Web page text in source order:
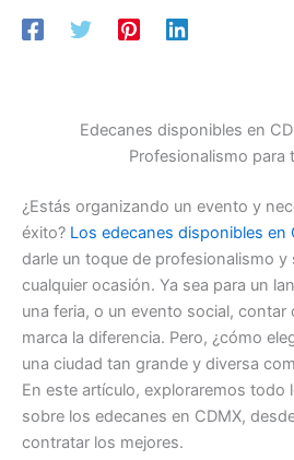
Edecanes disponibles en
Profesionalismo para
¿Estás organizando un evento y
éxito? Los edecanes disponibles en
darle un toque de profesionalismo y
cualquier ocasión. Ya sea para un
una feria, o un evento social, contar
marca la diferencia. Pero, ¿cómo
una ciudad tan grande y diversa
En este artículo, exploraremos todo
sobre los edecanes en CDMX,
contratar los mejores.